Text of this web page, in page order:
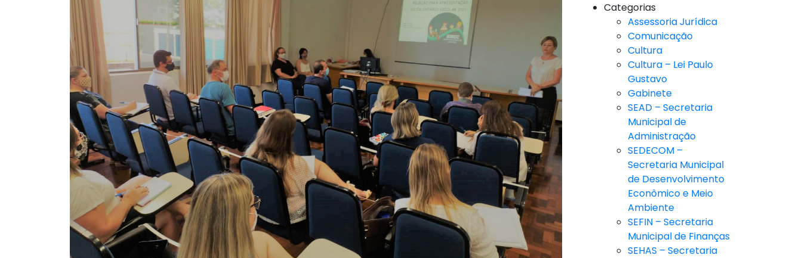
Categorias
Assessoria Jurídica
Comunicação
Cultura
Cultura – Lei Paulo
Gustavo
Gabinete
SEAD – Secretaria
Municipal de
Administração
SEDECOM –
Secretaria Municipal
de Desenvolvimento
Econômico e Meio
Ambiente
SEFIN – Secretaria
Municipal de Finanças
SEHAS – Secretaria